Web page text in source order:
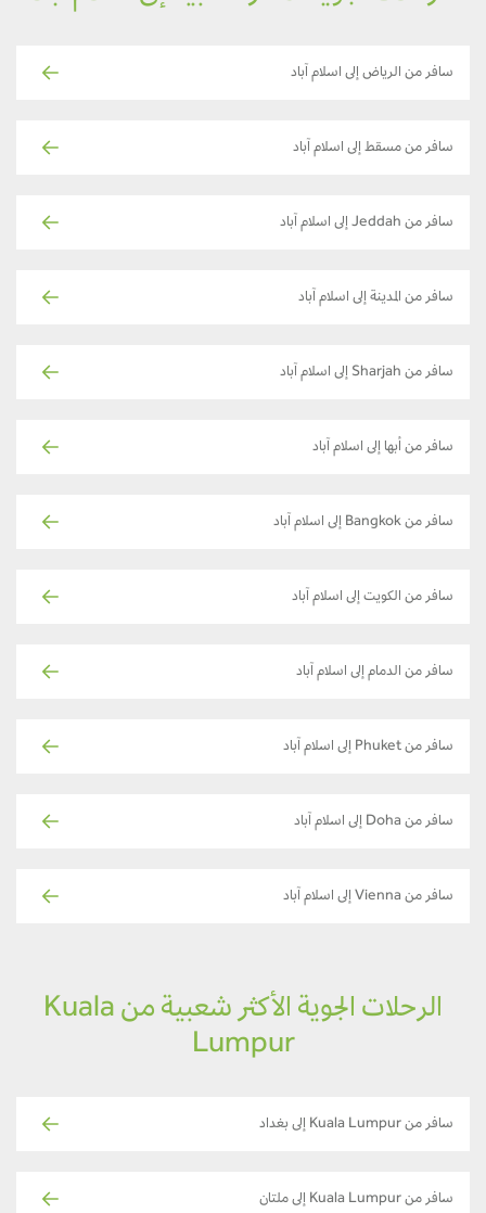
سافر من الرياض إلى اسلام آباد
سافر من مسقط إلى اسلام آباد
سافر من Jeddah إلى اسلام آباد
سافر من المدينة إلى اسلام آباد
سافر من Sharjah إلى اسلام آباد
سافر من أبها إلى اسلام آباد
سافر من Bangkok إلى اسلام آباد
سافر من الكويت إلى اسلام آباد
سافر من الدمام إلى اسلام آباد
سافر من Phuket إلى اسلام آباد
سافر من Doha إلى اسلام آباد
سافر من Vienna إلى اسلام آباد
الرحلات الجوية الأكثر شعبية من Kuala
Lumpur
سافر من Kuala Lumpur إلى بغداد
سافر من Kuala Lumpur إلى ملتان